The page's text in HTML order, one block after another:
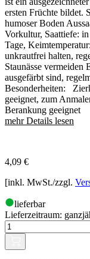
ersten Früchte bildet.
humoser Boden
Vorkultur, Saattiefe:
Tage,
unkrautfrei halten,
Staunässe vermeiden
ausgefärbt sind,
Besonderheiten:
geeignet, zum
Berankung geeignet
mehr Details lesen
4,09 €
[inkl. MwSt./zzgl.
lieferbar
Lieferzeitraum: